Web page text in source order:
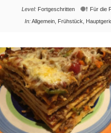
Für die
Level: Fortgeschritten
In:Allgemein Frühstück